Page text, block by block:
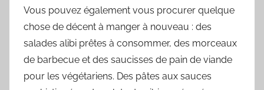
Vous pouvez également vous procurer quelque
chose de décent à manger à nouveau : des
salades alibi prêtes à consommer, des morceaux
de barbecue et des saucisses de pain de viande
pour les végétariens. Des pâtes aux sauces